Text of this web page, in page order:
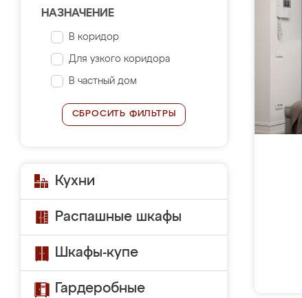
НАЗНАЧЕНИЕ
В коридор
Для узкого коридора
В частный дом
СБРОСИТЬ ФИЛЬТРЫ
Кухни
Распашные шкафы
Шкафы-купе
Гардеробные